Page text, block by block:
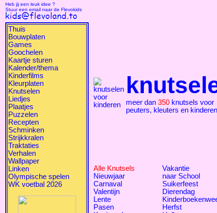
Heb jij een leuk idee ?
Stuur een email naar de Flevokids
Thuis
Bouwplaten
Games
Goochelen
Kaartje sturen
Kalender/thema
Kinderfilms
Kleurplaten
Knutselen
Liedjes
Plaatjes
Puzzelen
Recepten
Schminken
Strijkkralen
Traktaties
Verhalen
Wallpaper
Linken
Olympische spelen
WK voetbal 2026
meer dan 350 knutsels voor
peuters, kleuters en kinderen
Alle Knutsels
Nieuwjaar
Carnaval
Valentijn
Lente
Pasen
Vakantie
naar School
Suikerfeest
Dierendag
Herfst